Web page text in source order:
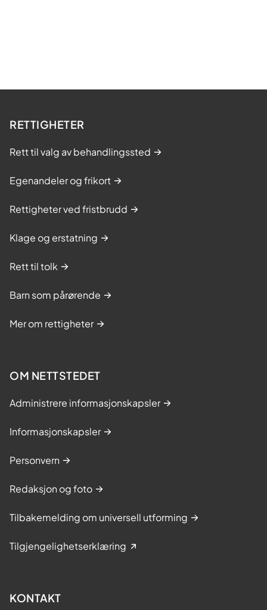
RETTIGHETER
Rett til valg av behandlingssted
Egenandeler og frikort
Rettigheter ved fristbrudd
Klage og erstatning
Rett til tolk
Barn som pårørende
Mer om rettigheter
OM NETTSTEDET
Administrere informasjonskapsler
Informasjonskapsler
Personvern
Redaksjon og foto
Tilbakemelding om universell utforming
Tilgjengelighetserklæring
KONTAKT